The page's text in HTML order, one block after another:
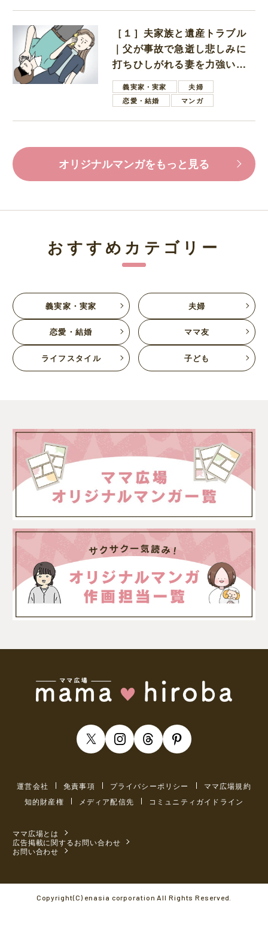
［１］夫家族と遺産トラブル
｜父が事故で急逝し悲しみに
打ちひしがれる妻を力強い言
葉で励ます夫
義実家・実家
夫婦
恋愛・結婚
マンガ
オリジナルマンガをもっと見る
おすすめカテゴリー
義実家・実家 夫婦
恋愛・結婚 ママ友
ライフスタイル 子ども
運営会社 免責事項 プライバシーポリシー
ママ広場規約
知的財産権
メディア配信先 コミュニティガイドライン
ママ広場とは
広告掲載に関するお問い合わせ
お問い合わせ
Copyright(C) enasia corporation All Rights Reserved.